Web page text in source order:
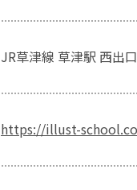
JR草津線 草津駅 西出
https://illust-